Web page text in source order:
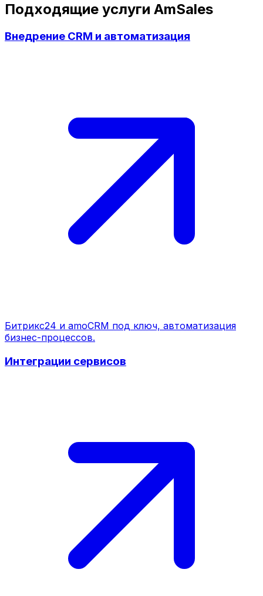
Подходящие услуги AmSales
Внедрение CRM и автоматизация
Битрикс24 и amoCRM под ключ, автоматизация
бизнес-процессов.
Интеграции сервисов